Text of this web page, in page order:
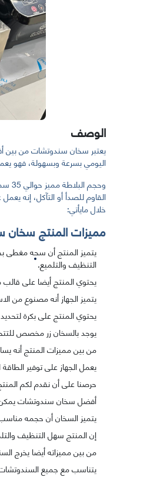
الوصف
يعتبر سخان سندوتشات من
اليومي بسرعة وبسهولة، فهو
القاوم للصدأ أو التآكل، إنه
خلال مايأتي:
مميزات المنتج
يتميز المنتج أن سحه مغطى
التنظيف والتلميع.
يحتوي المنتج أيضا على
يتميز الجهاز أنه مصنوع من
يحتوي المنتج على بكرة لتحديد
يوجد بالسخان زر مخصص
من بين مميزات المنتج أنه يساعد
يعمل الجهاز على توفير
حرصنا على أن نقدم لكم
أفضل سخان سندوتشات يمكن
يتميز السخان أن حجمه
إن المنتج سهل التنظيف
من بين مميزاته أيضا يخرج
يتناسب مع جميع السندوتشات